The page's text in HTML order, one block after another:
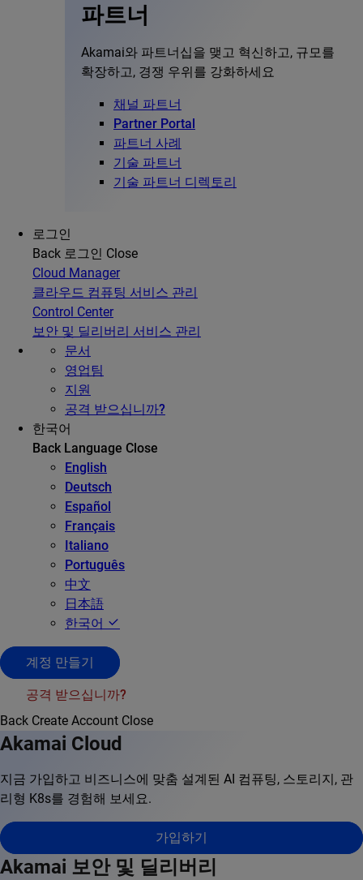
파트너
Akamai와 파트너십을 맺고 혁신하고, 규모를
확장하고, 경쟁 우위를 강화하세요
채널 파트너
Partner Portal
파트너 사례
기술 파트너
기술 파트너 디렉토리
로그인
Back 로그인 Close
Cloud Manager
클라우드 컴퓨팅 서비스 관리
Control Center
보안 및 딜리버리 서비스 관리
문서
영업팀
지원
공격 받으십니까?
한국어
Back Language Close
English
Deutsch
Español
Français
Italiano
Português
中文
日本語
한국어
계정 만들기
공격 받으십니까?
Back Create Account Close
Akamai Cloud
지금 가입하고 비즈니스에 맞춤 설계된 AI 컴퓨팅, 스토리지, 관
리형 K8s를 경험해 보세요.
가입하기
Akamai 보안 및 딜리버리